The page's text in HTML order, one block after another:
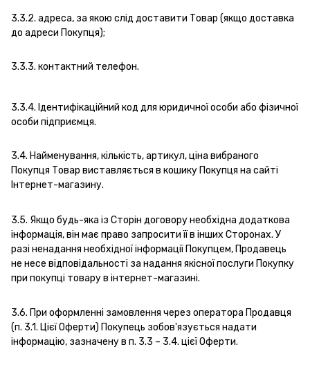
3.3.2. адреса, за якою слід доставити Товар (якщо доставка
до адреси Покупця);
3.3.3. контактний телефон.
3.3.4. Ідентифікаційний код для юридичної особи або фізичної
особи підприємця.
3.4. Найменування, кількість, артикул, ціна вибраного
Покупця Товар виставляється в кошику Покупця на сайті
Інтернет-магазину.
3.5. Якщо будь-яка із Сторін договору необхідна додаткова
інформація, він має право запросити її в інших Сторонах. У
разі ненадання необхідної інформації Покупцем, Продавець
не несе відповідальності за надання якісної послуги Покупку
при покупці товару в інтернет-магазині.
3.6. При оформленні замовлення через оператора Продавця
(п. 3.1. Цієї Оферти) Покупець зобов'язується надати
інформацію, зазначену в п. 3.3 – 3.4. цієї Оферти.